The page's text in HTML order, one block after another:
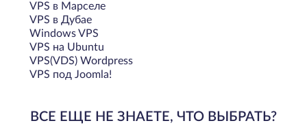
VPS в Марселе
VPS в Дубае
Windows VPS
VPS на Ubuntu
VPS(VDS) Wordpress
VPS под Joomla!
ВСЕ ЕЩЕ НЕ ЗНАЕТЕ, ЧТО ВЫБРАТЬ?